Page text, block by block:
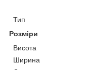
Тип
Розміри
Висота
Ширина